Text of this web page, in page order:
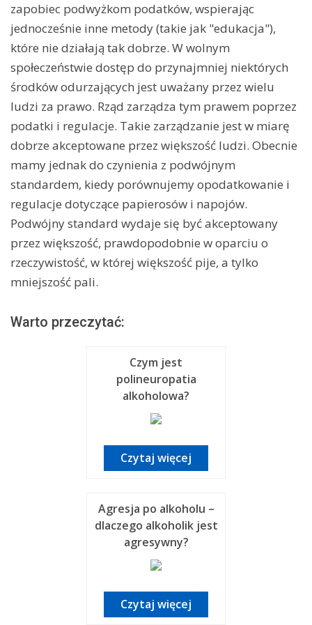
zapobiec podwyżkom podatków, wspierając
jednocześnie inne metody (takie jak "edukacja"),
które nie działają tak dobrze. W wolnym
społeczeństwie dostęp do przynajmniej niektórych
środków odurzających jest uważany przez wielu
ludzi za prawo. Rząd zarządza tym prawem poprzez
podatki i regulacje. Takie zarządzanie jest w miarę
dobrze akceptowane przez większość ludzi. Obecnie
mamy jednak do czynienia z podwójnym
standardem, kiedy porównujemy opodatkowanie i
regulacje dotyczące papierosów i napojów.
Podwójny standard wydaje się być akceptowany
przez większość, prawdopodobnie w oparciu o
rzeczywistość, w której większość pije, a tylko
mniejszość pali.
Warto przeczytać:
Czym jest
polineuropatia
alkoholowa?
Czytaj więcej
Agresja po alkoholu –
dlaczego alkoholik jest
agresywny?
Czytaj więcej